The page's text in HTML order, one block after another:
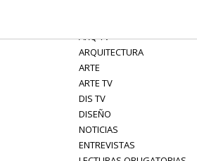
ARQ TV
ARQUITECTURA
ARTE
ARTE TV
DIS TV
DISEÑO
NOTICIAS
ENTREVISTAS